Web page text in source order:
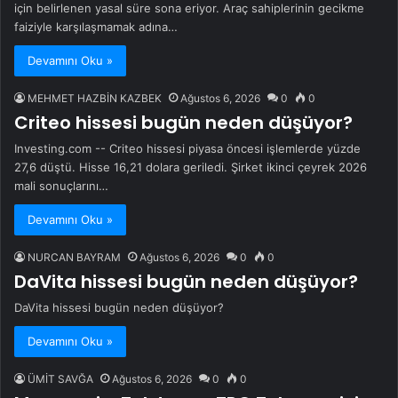
için belirlenen yasal süre sona eriyor. Araç sahiplerinin gecikme
faiziyle karşılaşmamak adına…
Devamını Oku »
MEHMET HAZBİN KAZBEK Ağustos 6, 2026 0 0
Criteo hissesi bugün neden düşüyor?
Investing.com -- Criteo hissesi piyasa öncesi işlemlerde yüzde
27,6 düştü. Hisse 16,21 dolara geriledi. Şirket ikinci çeyrek 2026
mali sonuçlarını…
Devamını Oku »
NURCAN BAYRAM Ağustos 6, 2026 0 0
DaVita hissesi bugün neden düşüyor?
DaVita hissesi bugün neden düşüyor?
Devamını Oku »
ÜMİT SAVĞA Ağustos 6, 2026 0 0